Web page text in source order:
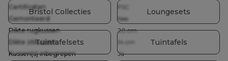
Certificaten
FSC
Gemonteerd
Nee
Dikte rugkussen
20 cm
Dikte zitkussen
14 cm
Kussen(s) inbegrepen
Ja
Bristol Collecties Loungesets
Tuintafelsets Tuintafels